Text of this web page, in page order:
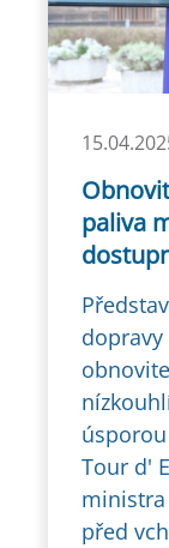
paliva
Tour d'
před